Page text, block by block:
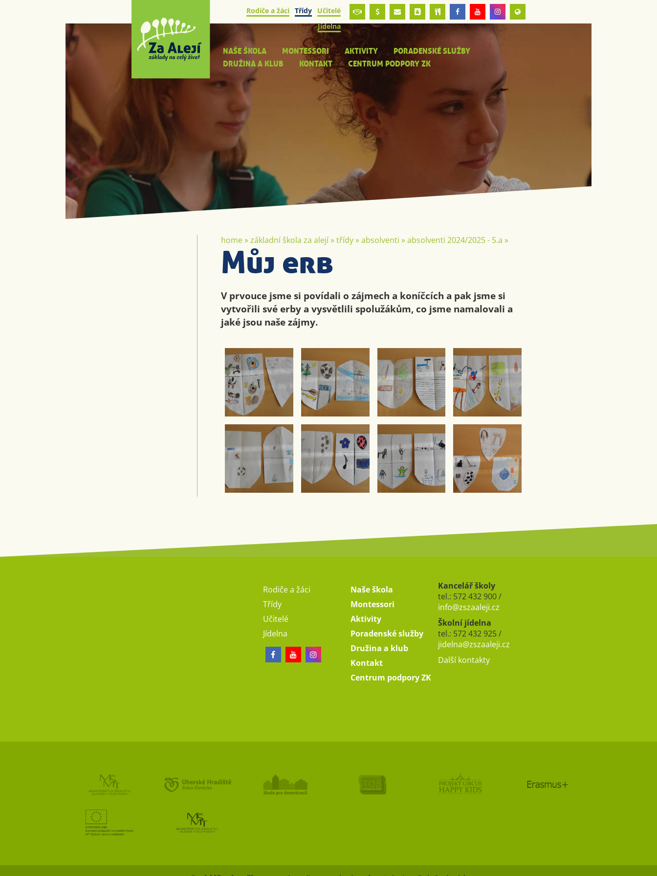
Rodiče a žáci Třídy
Učitelé
Jídelna
NAŠE ŠKOLA MONTESSORI AKTIVITY
PORADENSKÉ SLUŽBY
DRUŽINA A KLUB
KONTAKT CENTRUM PODPORY ZK
home»základní škola za alejí»třídy»absolventi »absolventi 2024/2025 - 5.a »
Můj erb
V prvouce jsme si povídali o zájmech a koníčcích a pak jsme si
vytvořili své erby a vysvětlili spolužákům, co jsme namalovali a
jaké jsou naše zájmy.
Rodiče a žáci
Třídy
Učitelé
Jídelna
Naše škola
Montessori
Aktivity
Poradenské služby
Družina a klub
Kontakt
Centrum podpory ZK
Kancelář školy
tel.: 572 432 900 /
info@zszaaleji.cz
Školní jídelna
tel.: 572 432 925 /
jidelna@zszaaleji.cz
Další kontakty